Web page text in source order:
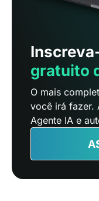
gratuito
O mais
você irá fazer.
Agente IA e